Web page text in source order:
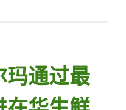
玛通过最